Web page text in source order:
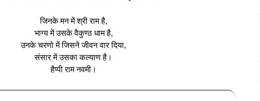
जिनके मन में श्री राम है,
भाग्य में उसके वैकुण्ठ धाम है,
उनके चरणो में जिसने जीवन वार दिया,
संसार में उसका कल्याण है।
हैप्पी राम नवमी।